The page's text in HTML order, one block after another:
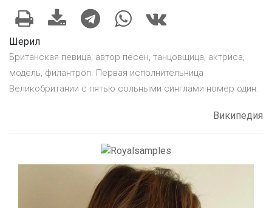
Шерил
Британская певица, автор песен, танцовщица, актриса,
модель, филантроп. Первая исполнительница
Великобритании с пятью сольными синглами номер один.
Википедия